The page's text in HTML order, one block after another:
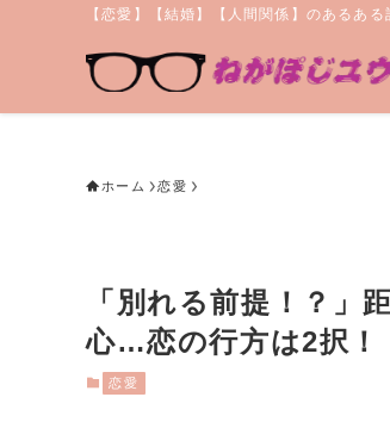
【恋愛】【結婚】【人間関係】のあるある
ホーム 恋愛
「別れる前提！？」
心…恋の行方は2択！
恋愛